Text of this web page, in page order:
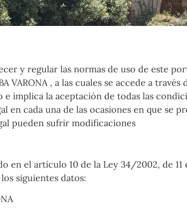
y regular las normas de uso de este
VARONA , a las cuales se accede a
implica la aceptación de todas las
en cada una de las ocasiones en que se
pueden sufrir modificaciones
el artículo 10 de la Ley 34/2002, de
siguientes datos: